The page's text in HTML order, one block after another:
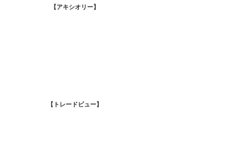
【アキシオリー】
【 トレードビュー】